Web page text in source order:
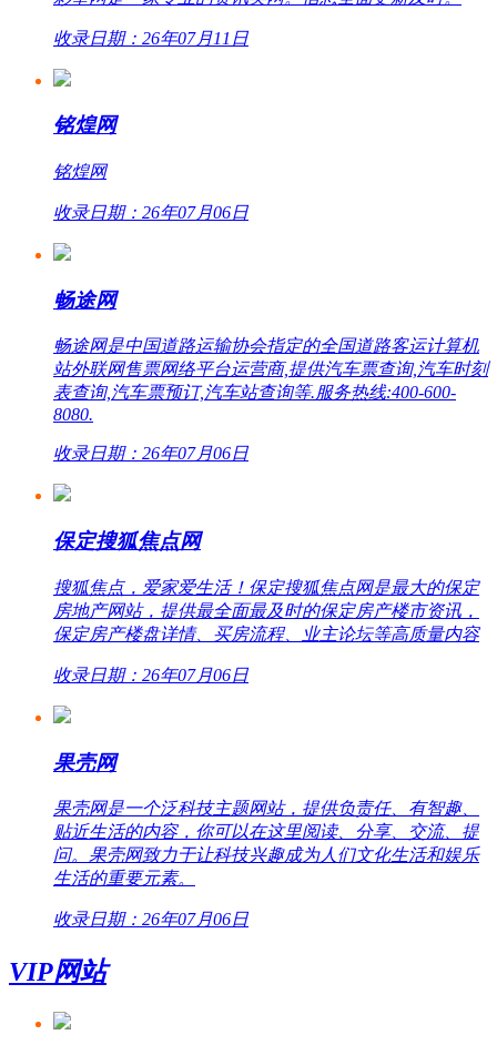
收录日期：26年07月11日
铭煌网
铭煌网
收录日期：26年07月06日
畅途网
畅途网是中国道路运输协会指定的全国道路客运计算机
站外联网售票网络平台运营商,提供汽车票查询,汽车时刻
表查询,汽车票预订,汽车站查询等.服务热线:400-600-
8080.
收录日期：26年07月06日
保定搜狐焦点网
搜狐焦点，爱家爱生活！保定搜狐焦点网是最大的保定
房地产网站，提供最全面最及时的保定房产楼市资讯，
保定房产楼盘详情、买房流程、业主论坛等高质量内容
收录日期：26年07月06日
果壳网
果壳网是一个泛科技主题网站，提供负责任、有智趣、
贴近生活的内容，你可以在这里阅读、分享、交流、提
问。果壳网致力于让科技兴趣成为人们文化生活和娱乐
生活的重要元素。
收录日期：26年07月06日
VIP网站